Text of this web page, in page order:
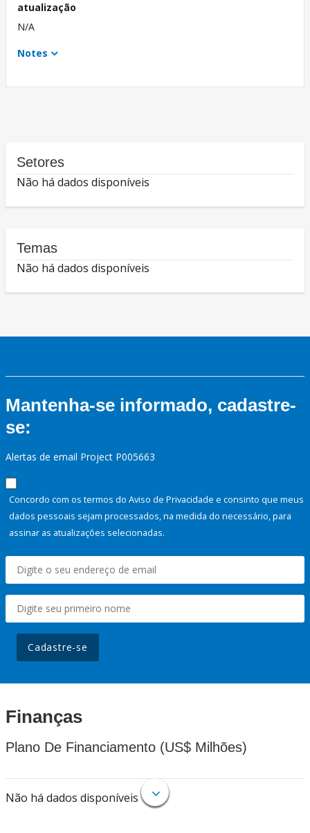
atualização
N/A
Notes
Setores
Não há dados disponíveis
Temas
Não há dados disponíveis
Mantenha-se informado, cadastre-
se:
Alertas de email Project P005663
Concordo com os termos do Aviso de Privacidade e consinto que meus
dados pessoais sejam processados, na medida do necessário, para
assinar as atualizações selecionadas.
Cadastre-se
Finanças
Plano De Financiamento (US$ Milhões)
Não há dados disponíveis